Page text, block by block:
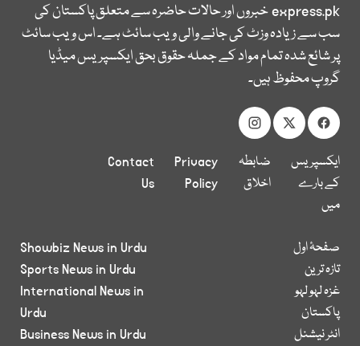
express.pkخبروں اور حالات حاضرہ سے متعلق پاکستان کی
سب سے زیادہ وزٹ کی جانے والی ویب سائٹ ہے۔ اس ویب سائٹ
پر شائع شدہ تمام مواد کے جملہ حقوق بحق ایکسپریس میڈیا
گروپ محفوظ ہیں۔
ایکسپریس
کے بارے
میں
ضابطہ
اخلاق
Privacy
Policy
Contact
Us
صفحۂ اول
تازہ ترین
غزہ لہو لہو
پاکستان
انٹر نیشنل
Showbiz News in Urdu
Sports News in Urdu
International News in
Urdu
Business News in Urdu